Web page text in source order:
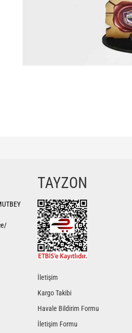
görüntülenemiyor.
pahalı.
TAYZON
İletişim
Kargo Takibi
Havale Bildirim Formu
İletişim Formu